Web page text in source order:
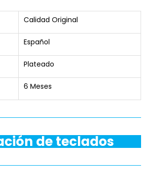
Calidad Original
Español
Plateado
6 Meses
de teclados